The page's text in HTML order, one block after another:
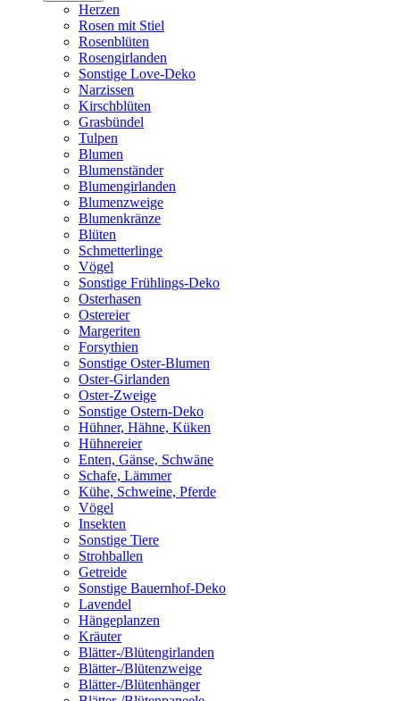
Herzen
Rosen mit Stiel
Rosenblüten
Rosengirlanden
Sonstige Love-Deko
Narzissen
Kirschblüten
Grasbündel
Tulpen
Blumen
Blumenständer
Blumengirlanden
Blumenzweige
Blumenkränze
Blüten
Schmetterlinge
Vögel
Sonstige Frühlings-Deko
Osterhasen
Ostereier
Margeriten
Forsythien
Sonstige Oster-Blumen
Oster-Girlanden
Oster-Zweige
Sonstige Ostern-Deko
Hühner, Hähne, Küken
Hühnereier
Enten, Gänse, Schwäne
Schafe, Lämmer
Kühe, Schweine, Pferde
Vögel
Insekten
Sonstige Tiere
Strohballen
Getreide
Sonstige Bauernhof-Deko
Lavendel
Hängeplanzen
Kräuter
Blätter-/Blütengirlanden
Blätter-/Blütenzweige
Blätter-/Blütenhänger